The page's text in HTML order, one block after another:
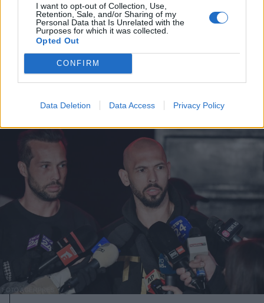
I want to opt-out of Collection, Use,
Retention, Sale, and/or Sharing of my
Personal Data that Is Unrelated with the
Purposes for which it was collected.
Opted Out
CONFIRM
Data Deletion Data Access Privacy Policy
2026. július 28., kedd
Szentségtörő üzenetek és
vandalizmus a medjugorjei Mária-
szobornál – térfigyelő rögzítette a
gyújtogatást